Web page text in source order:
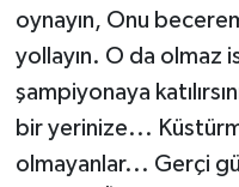
oynayın, Onu
yollayın. O da olmaz
şampiyonaya
bir yerinize...
olmayanlar... Gerçi